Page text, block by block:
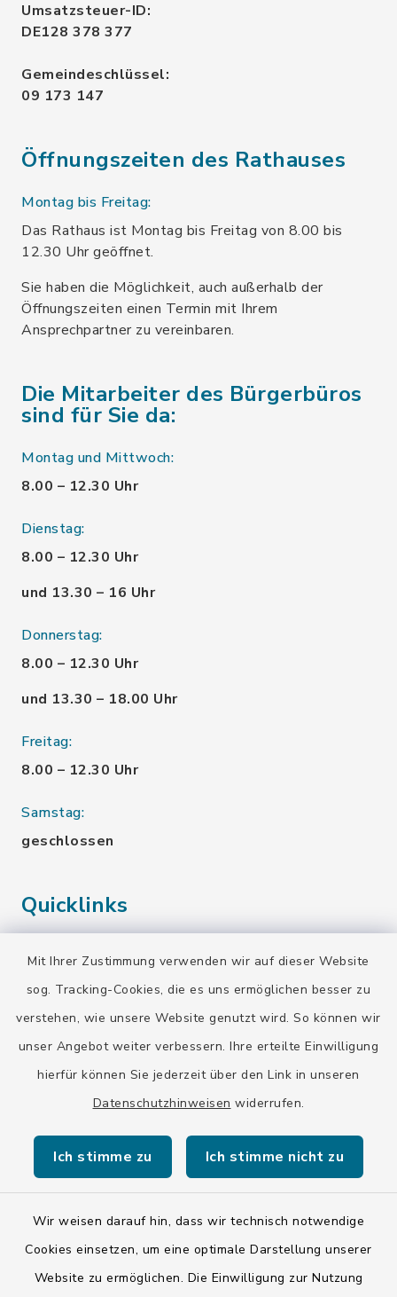
Mit Ihrer Zustimmung verwenden wir auf dieser Website
sog. Tracking-Cookies, die es uns ermöglichen besser zu
verstehen, wie unsere Website genutzt wird. So können wir
unser Angebot weiter verbessern. Ihre erteilte Einwilligung
hierfür können Sie jederzeit über den Link in unseren
Datenschutzhinweisen widerrufen.
Ich stimme zu Ich stimme nicht zu
Wir weisen darauf hin, dass wir technisch notwendige
Cookies einsetzen, um eine optimale Darstellung unserer
Website zu ermöglichen. Die Einwilligung zur Nutzung
Umsatzsteuer-ID:
DE128 378 377
Gemeindeschlüssel:
09 173 147
Öffnungszeiten des Rathauses
Montag bis Freitag:
Das Rathaus ist Montag bis Freitag von 8.00 bis
12.30 Uhr geöffnet.
Sie haben die Möglichkeit, auch außerhalb der
Öffnungszeiten einen Termin mit Ihrem
Ansprechpartner zu vereinbaren.
Die Mitarbeiter des Bürgerbüros
sind für Sie da:
Montag und Mittwoch:
8.00 – 12.30 Uhr
Dienstag:
8.00 – 12.30 Uhr
und 13.30 – 16 Uhr
Donnerstag:
8.00 – 12.30 Uhr
und 13.30 – 18.00 Uhr
Freitag:
8.00 – 12.30 Uhr
Samstag:
geschlossen
Quicklinks
Bayern-Fahrplan
BayernPortal
Kontakt
Datenschutz